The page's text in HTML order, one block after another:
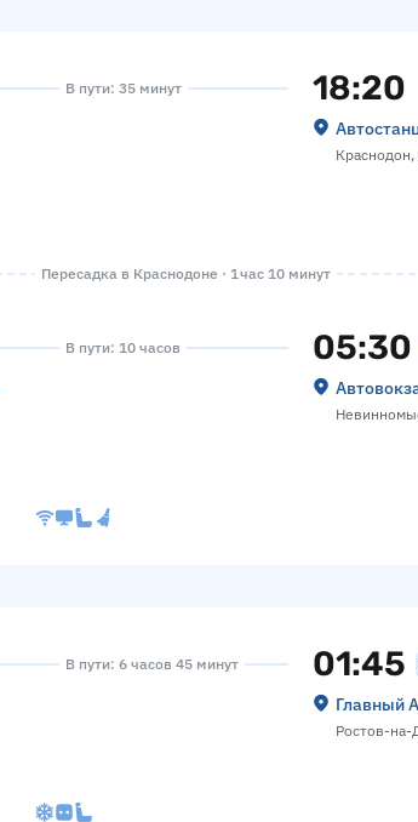
В пути: 35 минут 18:20
Краснодон,
Пересадка в Краснодоне · 1 час 10 минут
В пути: 10 часов 05:30
В пути: 6 часов 45 минут 01:45
Главный
Ростов-на-